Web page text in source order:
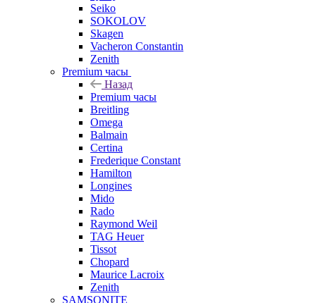
Seiko
SOKOLOV
Skagen
Vacheron Constantin
Zenith
Premium часы
Назад
Premium часы
Breitling
Omega
Balmain
Certina
Frederique Constant
Hamilton
Longines
Mido
Rado
Raymond Weil
TAG Heuer
Tissot
Chopard
Maurice Lacroix
Zenith
SAMSONITE